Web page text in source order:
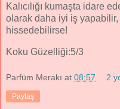
Kalıcılığı kumaşta idare
olarak daha iyi iş
hissedebilirse!
Koku Güzelliği:5/3
Parfüm Merakı at 08:57 2
Paylaş